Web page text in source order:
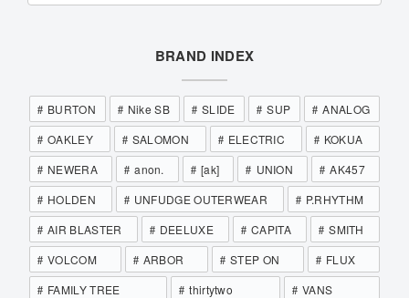
BRAND INDEX
BURTON Nike SB SLIDE SUP
ANALOG
OAKLEY
SALOMON ELECTRIC
KOKUA
NEWERA
anon. [ak] UNION
AK457
HOLDEN
UNFUDGE OUTERWEAR
P.RHYTHM
AIR BLASTER
DEELUXE CAPITA
SMITH
VOLCOM
ARBOR STEP ON
FLUX
FAMILY TREE
thirtytwo
VANS